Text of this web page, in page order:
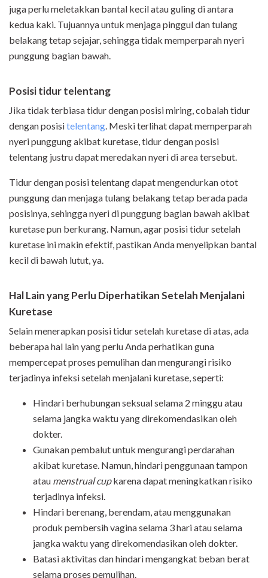
juga perlu meletakkan bantal kecil atau guling di antara
kedua kaki. Tujuannya untuk menjaga pinggul dan tulang
belakang tetap sejajar, sehingga tidak memperparah nyeri
punggung bagian bawah.
Posisi tidur telentang
Jika tidak terbiasa tidur dengan posisi miring, cobalah tidur
dengan posisitelentang. Meski terlihat dapat memperparah
nyeri punggung akibat kuretase, tidur dengan posisi
telentang justru dapat meredakan nyeri di area tersebut.
Tidur dengan posisi telentang dapat mengendurkan otot
punggung dan menjaga tulang belakang tetap berada pada
posisinya, sehingga nyeri di punggung bagian bawah akibat
kuretase pun berkurang. Namun, agar posisi tidur setelah
kuretase ini makin efektif, pastikan Anda menyelipkan bantal
kecil di bawah lutut, ya.
Hal Lain yang Perlu Diperhatikan Setelah Menjalani
Kuretase
Selain menerapkan posisi tidur setelah kuretase di atas, ada
beberapa hal lain yang perlu Anda perhatikan guna
mempercepat proses pemulihan dan mengurangi risiko
terjadinya infeksi setelah menjalani kuretase, seperti:
Hindari berhubungan seksual selama 2 minggu atau
selama jangka waktu yang direkomendasikan oleh
dokter.
Gunakan pembalut untuk mengurangi perdarahan
akibat kuretase. Namun, hindari penggunaan tampon
atau menstrual cupkarena dapat meningkatkan risiko
terjadinya infeksi.
Hindari berenang, berendam, atau menggunakan
produk pembersih vagina selama 3 hari atau selama
jangka waktu yang direkomendasikan oleh dokter.
Batasi aktivitas dan hindari mengangkat beban berat
selama proses pemulihan.